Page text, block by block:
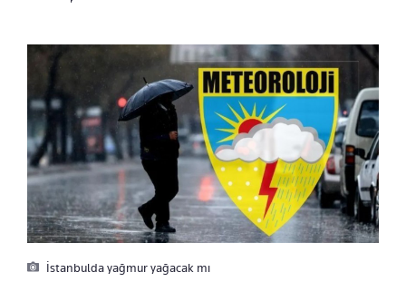
İstanbulda yağmur yağacak mı